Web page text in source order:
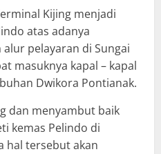
Kijing menjadi
atas adanya
pelayaran di Sungai
masuknya kapal – kapal
Dwikora Pontianak.
dan menyambut baik
kemas Pelindo di
hal tersebut akan